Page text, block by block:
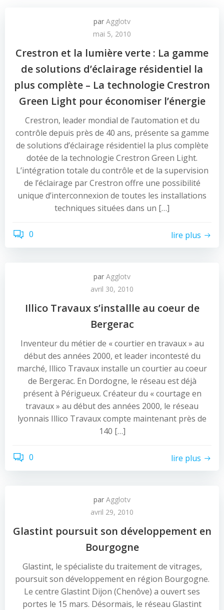
par Agglotv
mai 5, 2010
Crestron et la lumière verte : La gamme
de solutions d’éclairage résidentiel la
plus complète – La technologie Crestron
Green Light pour économiser l’énergie
Crestron, leader mondial de l’automation et du
contrôle depuis près de 40 ans, présente sa gamme
de solutions d’éclairage résidentiel la plus complète
dotée de la technologie Crestron Green Light.
L’intégration totale du contrôle et de la supervision
de l’éclairage par Crestron offre une possibilité
unique d’interconnexion de toutes les installations
techniques situées dans un […]
0 lire plus
par Agglotv
avril 30, 2010
Illico Travaux s’installle au coeur de
Bergerac
Inventeur du métier de « courtier en travaux » au
début des années 2000, et leader incontesté du
marché, Illico Travaux installe un courtier au coeur
de Bergerac. En Dordogne, le réseau est déjà
présent à Périgueux. Créateur du « courtage en
travaux » au début des années 2000, le réseau
lyonnais Illico Travaux compte maintenant près de
140 […]
0 lire plus
par Agglotv
avril 29, 2010
Glastint poursuit son développement en
Bourgogne
Glastint, le spécialiste du traitement de vitrages,
poursuit son développement en région Bourgogne.
Le centre Glastint Dijon (Chenôve) a ouvert ses
portes le 15 mars. Désormais, le réseau Glastint